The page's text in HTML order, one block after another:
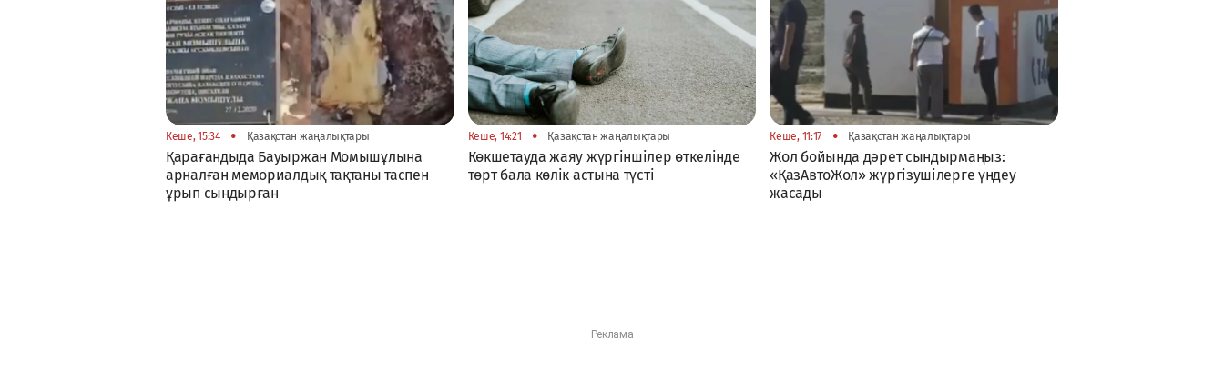
Кеше, 15:34 • Қазақстан жаңалықтары
Қарағандыда Бауыржан Момышұлына
арналған мемориалдық тақтаны таспен
ұрып сындырған
Кеше, 14:21 • Қазақстан жаңалықтары
Көкшетауда жаяу жүргіншілер өткелінде
төрт бала көлік астына түсті
Кеше, 11:17 • Қазақстан жаңалықтары
Жол бойында дәрет сындырмаңыз:
«ҚазАвтоЖол» жүргізушілерге үндеу
жасады